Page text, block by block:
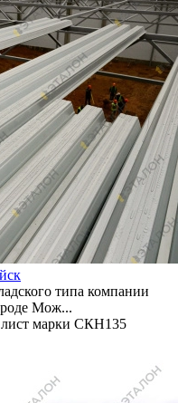
типа компании
Мож...
марки СКН135